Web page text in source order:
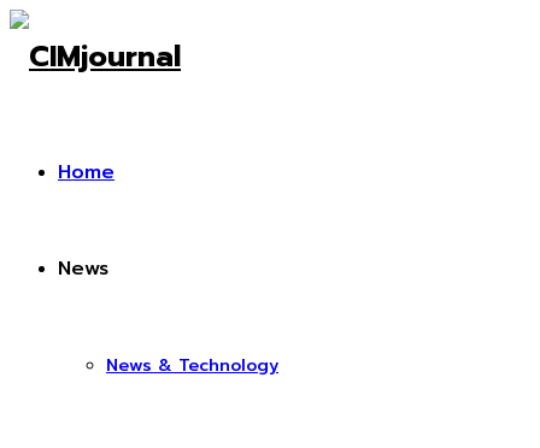
Home
News
News & Technology